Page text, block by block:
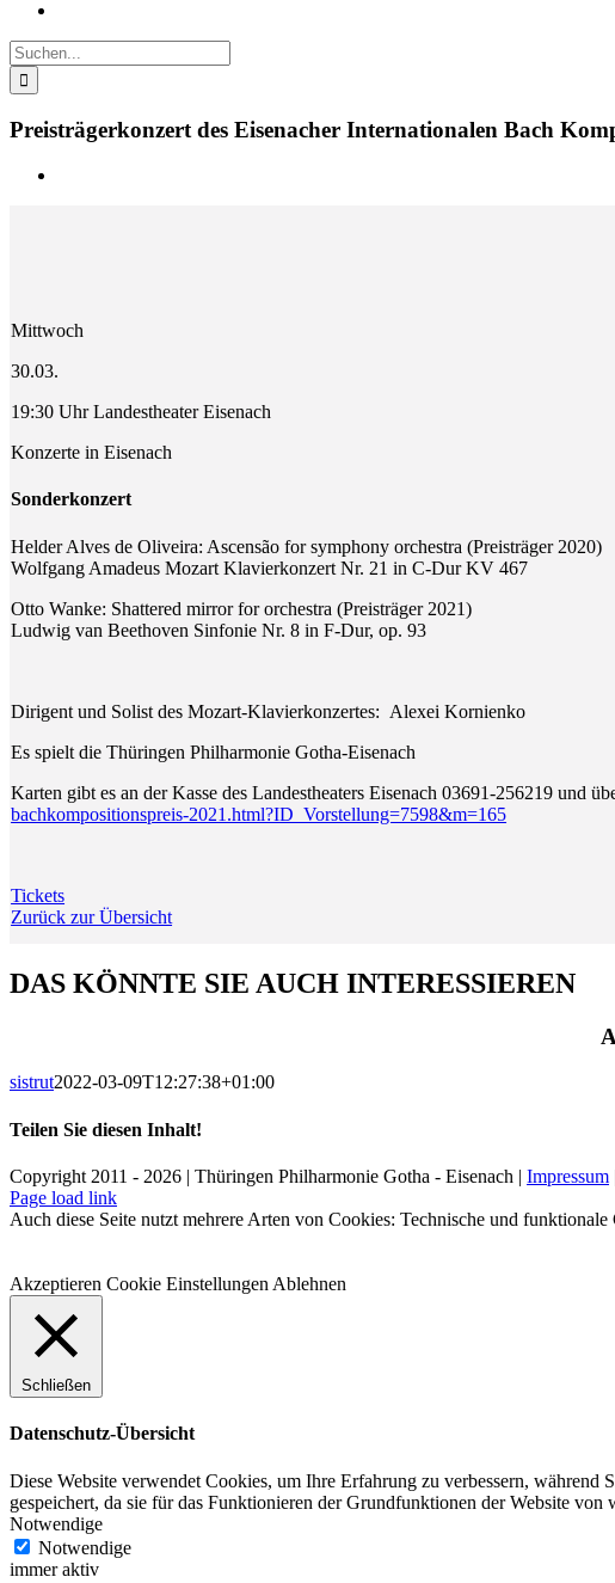
Suche
nach:
Preisträgerkonzert des Eisenacher Internationalen Bach
Mittwoch
30.03.
19:30 Uhr Landestheater Eisenach
Konzerte in Eisenach
Sonderkonzert
Helder Alves de Oliveira: Ascensão for symphony orchestra (Preisträger 2020)
Wolfgang Amadeus Mozart Klavierkonzert Nr. 21 in C-Dur KV 467
Otto Wanke: Shattered mirror for orchestra (Preisträger 2021)
Ludwig van Beethoven Sinfonie Nr. 8 in F-Dur, op. 93
Dirigent und Solist des Mozart-Klavierkonzertes: Alexei Kornienko
Es spielt die Thüringen Philharmonie Gotha-Eisenach
Karten gibt es an der Kasse des Landestheaters Eisenach 03691-256219 und
bachkompositionspreis-2021.html?ID_Vorstellung=7598&m=165
Tickets
Zurück zur Übersicht
DAS KÖNNTE SIE AUCH INTERESSIEREN
sistrut2022-03-09T12:27:38+01:00
Teilen Sie diesen Inhalt!
Facebook
X
LinkedIn
E-
Mail
Copyright 2011 - 2026 | Thüringen Philharmonie Gotha - Eisenach | Impressum
Facebook
Instagram
WhatsApp
YouTube
E-
Mail
Telefon
Page load link
Auch diese Seite nutzt mehrere Arten von Cookies: Technische und
Akzeptieren Cookie Einstellungen Ablehnen
Schließen
Datenschutz-Übersicht
Diese Website verwendet Cookies, um Ihre Erfahrung zu verbessern,
gespeichert, da sie für das Funktionieren der Grundfunktionen der Website von
Notwendige
Notwendige
immer aktiv